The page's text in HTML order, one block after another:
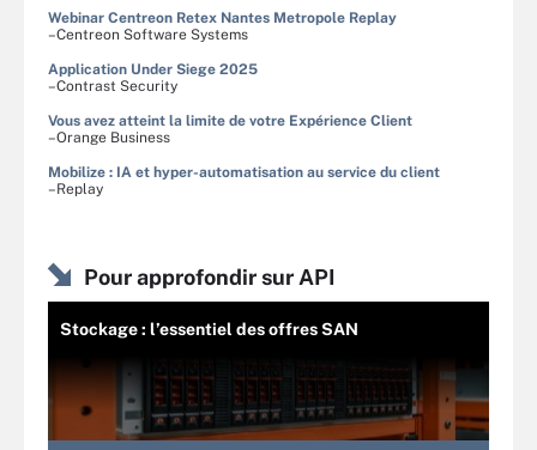
Webinar Centreon Retex Nantes Metropole Replay
–Centreon Software Systems
Application Under Siege 2025
–Contrast Security
Vous avez atteint la limite de votre Expérience Client
–Orange Business
Mobilize : IA et hyper-automatisation au service du client
–Replay
Pour approfondir sur API
Stockage : l’essentiel des offres SAN